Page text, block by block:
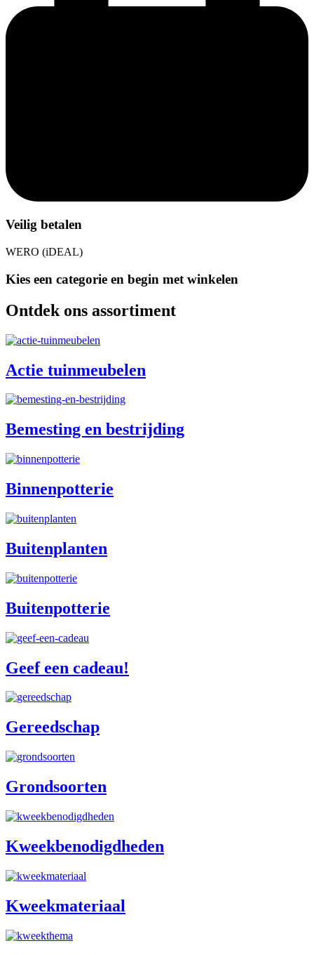
Veilig betalen
WERO (iDEAL)
Kies een categorie en begin met winkelen
Ontdek ons assortiment
Actie tuinmeubelen
Bemesting en bestrijding
Binnenpotterie
Buitenplanten
Buitenpotterie
Geef een cadeau!
Gereedschap
Grondsoorten
Kweekbenodigdheden
Kweekmateriaal